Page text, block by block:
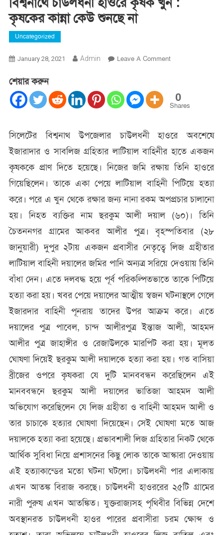
কৃষকের কান্না কেউ শুনছে না
Uncategorized
January 28, 2021 Admin Leave A CommentOn
হাওরে
কৃষক
কৃষকের
কান্না
কেউ
শুনছে
না
শেয়ার করুন
0
Shares
সিলেটের বিশ্বনাথ উপজেলার চাউলধনী হাওরে অবশেষে
ইজারাদার ও সাবলিজ গ্রহিতার লাটিয়াল বাহিনীর হাতে একজন
কৃষককে প্রাণ দিতে হয়েছে। নিজের জমি রক্ষায় তিনি হাওরে
গিয়েছিলেন। তাকে একা পেয়ে লাটিয়াল বাহিনী পিটিয়ে হত্যা
করে। পরে এ খুন থেকে রক্ষার জন্য নানা রকম অপপ্রচার চালানো
হয়। নিহত ব্যক্তির নাম ছরকুম আলী দয়াল (৬০)। তিনি
চৈতননগর গ্রামের আকবর আলীর পুত্র। বৃহস্পতিবার (২৮
জানুয়ারী) দুপুর ২টায় একজন প্রবাসীর নেতৃত্বে লিজ গ্রহীতার
লাটিয়াল বাহিনী দয়ালের জমির পানি অন্যত্র সরিয়ে দেওয়ায় তিনি
বাঁধা দেন। এতে দলবদ্ধ হয়ে পূর্ব পরিকল্পিতভাতে তাকে পিটিয়ে
হত্যা করা হয়। খবর পেয়ে দয়ালের আত্মীয় স্বজন ঘটনাস্থলে গেলে
ইজারদার বাহিনী পূনরায় তাদের উপর আক্রম করে। এতে
দয়ালের পুত্র পাবেল, চান্দ আলীরপুত্র ইন্তাজ আলী, আহমদ
আলীর পুত্র জাহাঙ্গীর ও রেজাউলকে মারপিট করা হয়। মূলত
ঘোষণা দিয়েই ছরকুম আলী দয়ালকে হত্যা করা হয়। গত বাসিয়া
ব্রীজের ওপরে কৃষকরা যে দুটি মানববন্ধন করেছিলেন এই
মানববন্ধনে ছরকুম আলী দয়ালের ভাতিজা আহমদ আলী
অভিযোগ করেছিলেন যে লিজ গ্রহীতা ও বাহিনী আহমদ আলী ও
তার চাচাকে হত্যার ঘোষণা দিয়েছেন। সেই ঘোষণা মতে আজ
দয়ালকে হত্যা করা হয়েছে। প্রভাবশালী লিজ গ্রহিতার নিকট থেকে
আর্থিক সুবিধা নিয়ে প্রশাসনের কিছু লোক তাকে আস্কারা দেওয়ায়
এই হত্যাকান্ডের মতো ঘটনা ঘটলো। চাউলধনী পার এলাকায়
এখন আতঙ্ক বিরাজ করছে। চাউলধনী হাওররের ২৫টি গ্রামের
নারী পুরুষ এখন আতঙ্কিত। যুক্তরাজ্যসহ পৃথিবীর বিভিন্ন দেশে
অবস্থানরত চাউলধনী হাওর পারের প্রবাসীরা চরম ক্ষোব্দ ও